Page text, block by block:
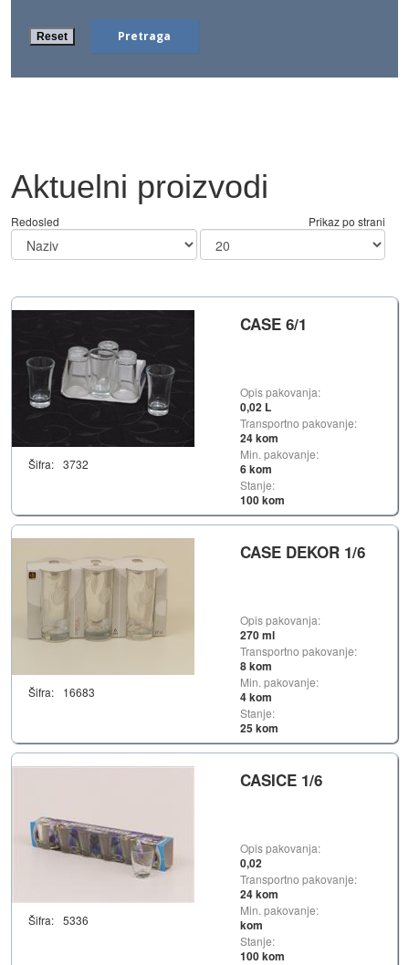
Aktuelni proizvodi
Redosled Prikaz po strani
Šifra: 3732
CASE 6/1
Opis pakovanja:
0,02 L
Transportno pakovanje:
24 kom
Min. pakovanje:
6 kom
Stanje:
100 kom
Šifra: 16683
CASE DEKOR 1/6
Opis pakovanja:
270 ml
Transportno pakovanje:
8 kom
Min. pakovanje:
4 kom
Stanje:
25 kom
Šifra: 5336
CASICE 1/6
Opis pakovanja:
0,02
Transportno pakovanje:
24 kom
Min. pakovanje:
kom
Stanje:
100 kom